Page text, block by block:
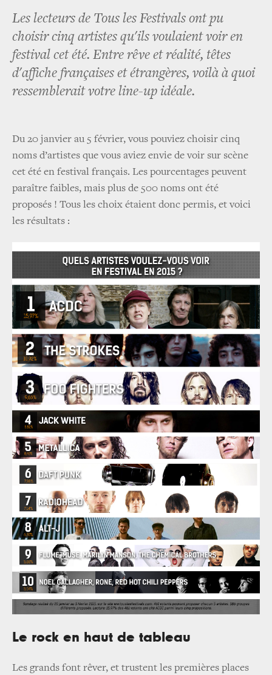
Les lecteurs de Tous les Festivals ont pu
choisir cinq artistes qu'ils voulaient voir en
festival cet été. Entre rêve et réalité, têtes
d'affiche françaises et étrangères, voilà à quoi
ressemblerait votre line-up idéale.
Du 20 janvier au 5 février, vous pouviez choisir cinq
noms d’artistes que vous aviez envie de voir sur scène
cet été en festival français. Les pourcentages peuvent
paraître faibles, mais plus de 500 noms ont été
proposés ! Tous les choix étaient donc permis, et voici
les résultats :
Le rock en haut de tableau
Les grands font rêver, et trustent les premières places